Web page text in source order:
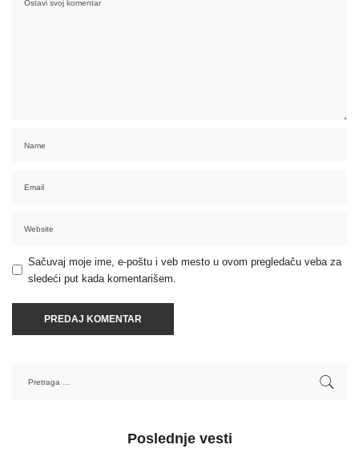
Sačuvaj moje ime, e-poštu i veb mesto u ovom pregledaču veba za
sledeći put kada komentarišem.
Poslednje vesti